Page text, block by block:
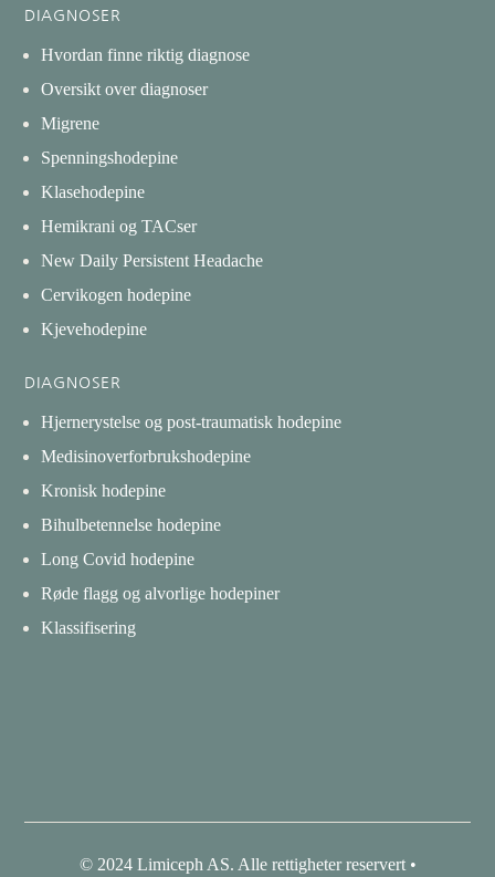
DIAGNOSER
Hvordan finne riktig diagnose
Oversikt over diagnoser
Migrene
Spenningshodepine
Klasehodepine
Hemikrani og TACser
New Daily Persistent Headache
Cervikogen hodepine
Kjevehodepine
DIAGNOSER
Hjernerystelse og post-traumatisk hodepine
Medisinoverforbrukshodepine
Kronisk hodepine
Bihulbetennelse hodepine
Long Covid hodepine
Røde flagg og alvorlige hodepiner
Klassifisering
© 2024 Limiceph AS. Alle rettigheter reservert •